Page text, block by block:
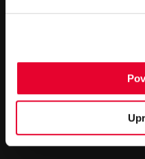
Carsharing